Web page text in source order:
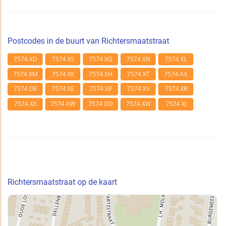
Postcodes in de buurt van Richtersmaatstraat
7574 XD 7574 XS 7574 XG 7574 XN
7574 XL
7574 XM
7574 XK 7574 XH 7574 XT
7574 AX
7574 DE
7574 XE 7574 XP 7574 XV
7574 XR
7574 XX
7574 AW 7574 DD 7574 XW 7574 XJ
Richtersmaatstraat op de kaart